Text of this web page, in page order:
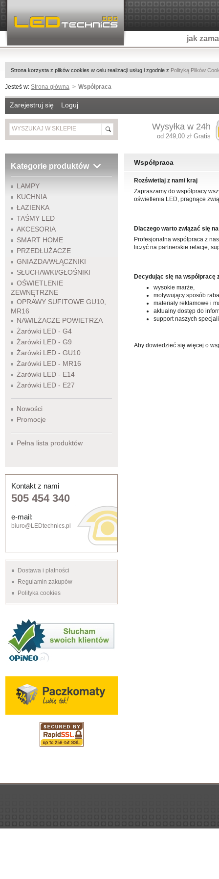
jak
Strona korzysta z plików cookies w celu realizacji usług i zgodnie z Polityką Plików
Jesteś w: Strona główna Współpraca
Zarejestruj się Loguj
Wysyłka w 24h
od 249,00 zł Gratis
Kategorie produktów
LAMPY
KUCHNIA
ŁAZIENKA
TAŚMY LED
AKCESORIA
SMART HOME
PRZEDŁUŻACZE
GNIAZDA/WŁĄCZNIKI
SŁUCHAWKI/GŁOŚNIKI
OŚWIETLENIE
ZEWNĘTRZNE
OPRAWY SUFITOWE GU10,
MR16
NAWILŻACZE POWIETRZA
Żarówki LED - G4
Żarówki LED - G9
Żarówki LED - GU10
Żarówki LED - MR16
Żarówki LED - E14
Żarówki LED - E27
Nowości
Promocje
Pełna lista produktów
Kontakt z nami
505 454 340
e-mail:
biuro@LEDtechnics.pl
Dostawa i płatności
Regulamin zakupów
Polityka cookies
Współpraca
Rozświetlaj z nami kraj
Zapraszamy do współpracy
oświetlenia LED, pragnące
Dlaczego warto związać się
Profesjonalna współpraca z
liczyć na partnerskie relacje,
Decydując się na współpracę
wysokie marże,
motywujący sposób
materiały reklamowe i
aktualny dostęp do
support naszych
Aby dowiedzieć się więcej o